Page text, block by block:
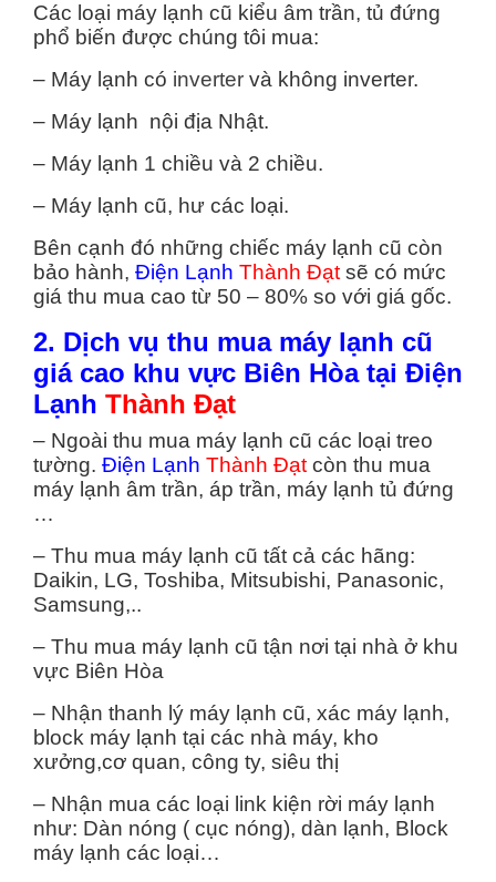
Các loại máy lạnh cũ kiểu âm trần, tủ đứng
phổ biến được chúng tôi mua:
– Máy lạnh có inverter và không inverter.
– Máy lạnh nội địa Nhật.
– Máy lạnh 1 chiều và 2 chiều.
– Máy lạnh cũ, hư các loại.
Bên cạnh đó những chiếc máy lạnh cũ còn
bảo hành, Điện Lạnh Thành Đạtsẽ có mức
giá thu mua cao từ 50 – 80% so với giá gốc.
2. Dịch vụ thu mua máy lạnh cũ
giá cao khu vực Biên Hòa tại Điện
Lạnh Thành Đạt
– Ngoài thu mua máy lạnh cũ các loại treo
tường. Điện Lạnh Thành Đạtcòn thu mua
máy lạnh âm trần, áp trần, máy lạnh tủ đứng
…
– Thu mua máy lạnh cũ tất cả các hãng:
Daikin, LG, Toshiba, Mitsubishi, Panasonic,
Samsung,..
– Thu mua máy lạnh cũ tận nơi tại nhà ở khu
vực Biên Hòa
– Nhận thanh lý máy lạnh cũ, xác máy lạnh,
block máy lạnh tại các nhà máy, kho
xưởng,cơ quan, công ty, siêu thị
– Nhận mua các loại link kiện rời máy lạnh
như: Dàn nóng ( cục nóng), dàn lạnh, Block
máy lạnh các loại…